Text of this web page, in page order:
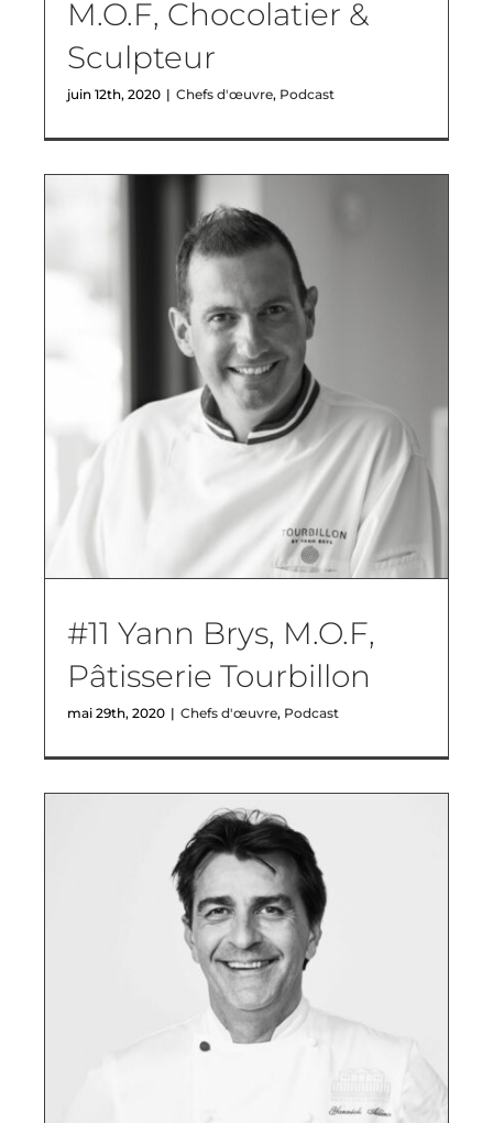
M.O.F, Chocolatier &
Sculpteur
juin 12th, 2020 | Chefs d'œuvre, Podcast
#11 Yann Brys, M.O.F,
Pâtisserie Tourbillon
mai 29th, 2020 | Chefs d'œuvre, Podcast